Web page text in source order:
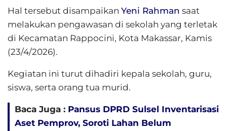
Hal tersebut disampaikan Yeni Rahman saat
melakukan pengawasan di sekolah yang terletak
di Kecamatan Rappocini, Kota Makassar, Kamis
(23/4/2026).
Kegiatan ini turut dihadiri kepala sekolah, guru,
siswa, serta orang tua murid.
Baca Juga : Pansus DPRD Sulsel Inventarisasi
Aset Pemprov, Soroti Lahan Belum